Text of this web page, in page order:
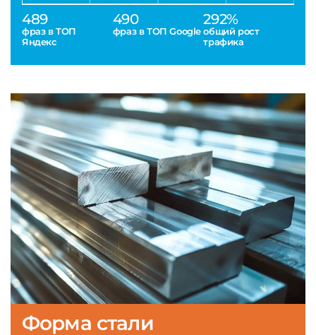
489
фраз в ТОП
Яндекс
490
фраз в ТОП Google
292%
общий рост
трафика
Форма стали